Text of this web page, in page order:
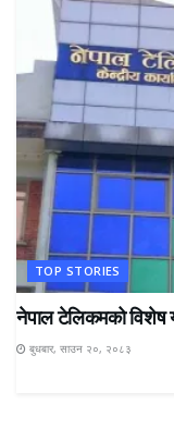
TOP STORIES
नेपाल टेलिकमको विशेष
बुधबार, साउन २०, २०८३